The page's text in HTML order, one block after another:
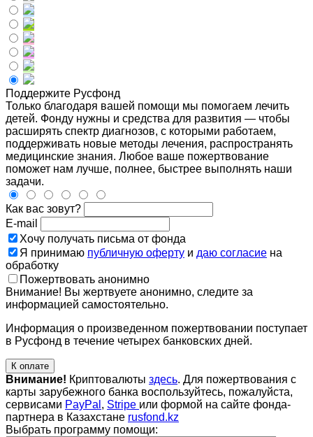
Поддержите Русфонд
Только благодаря вашей помощи мы помогаем лечить
детей. Фонду нужны и средства для развития — чтобы
расширять спектр диагнозов, с которыми работаем,
поддерживать новые методы лечения, распространять
медицинские знания. Любое ваше пожертвование
поможет нам лучше, полнее, быстрее выполнять наши
задачи.
Как вас зовут?
E-mail
Хочу получать письма от фонда
Я принимаю публичную оферту и даю согласие на
обработку
Пожертвовать анонимно
Внимание! Вы жертвуете анонимно, следите за
информацией самостоятельно.
Информация о произведенном пожертвовании поступает
в Русфонд в течение четырех банковских дней.
К оплате
Внимание! Криптовалюты здесь. Для пожертвования с
карты зарубежного банка воспользуйтесь, пожалуйста,
сервисами PayPal , Stripe или формой на сайте фонда-
партнера в Казахстане rusfond.kz
Выбрать программу помощи: